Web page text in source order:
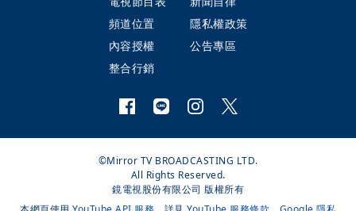
頻道位置
隱私權政策
內容授權
公告專區
整合行銷
©Mirror TV BROADCASTING LTD.
All Rights Reserved.
鏡電視股份有限公司 版權所有